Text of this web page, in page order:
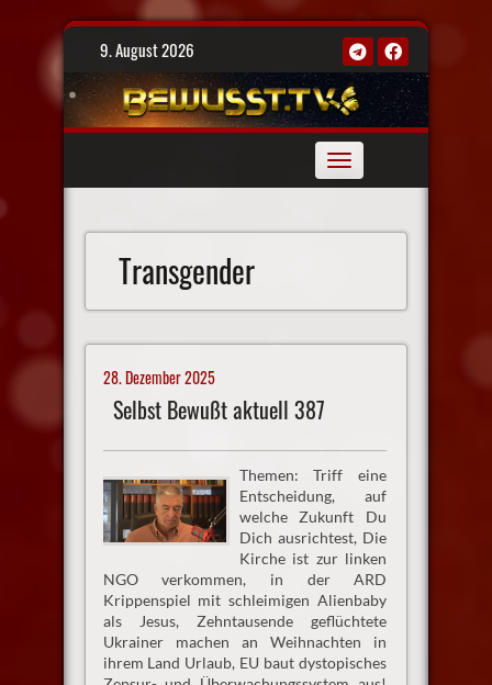
Skip
9. August 2026
Toggle
navigation
Transgender
28. Dezember 2025
Selbst Bewußt aktuell 387
Themen: Triff eine
Entscheidung, auf
welche Zukunft Du
Dich ausrichtest, Die
Kirche ist zur linken
NGO verkommen, in der ARD
Krippenspiel mit schleimigen Alienbaby
als Jesus, Zehntausende geflüchtete
Ukrainer machen an Weihnachten in
ihrem Land Urlaub, EU baut dystopisches